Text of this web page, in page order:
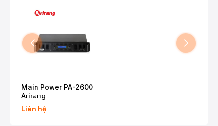
Main Power PA-2600
Arirang
Liên hệ